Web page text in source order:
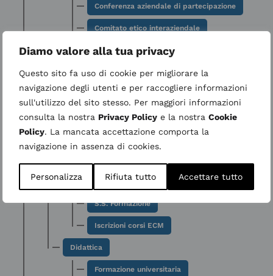
Diamo valore alla tua privacy
Questo sito fa uso di cookie per migliorare la
navigazione degli utenti e per raccogliere informazioni
sull'utilizzo del sito stesso. Per maggiori informazioni
consulta la nostra Privacy Policy e la nostra Cookie
Policy. La mancata accettazione comporta la
navigazione in assenza di cookies.
Personalizza Rifiuta tutto Accettare tutto
Conferenza aziendale di partecipazione
Comitato etico interaziendale
Testamento biologico (DAT)
Donazione organi e tessuti
Attività scientifica
Ricerca
Formazione
S.S. Formazione
Iscrizioni corsi ECM
Didattica
Formazione universitaria